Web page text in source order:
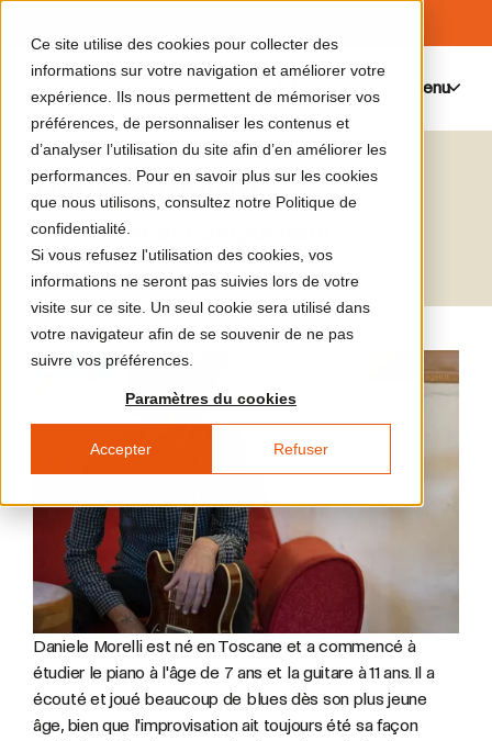
Ce site utilise des cookies pour collecter des
informations sur votre navigation et améliorer votre
expérience. Ils nous permettent de mémoriser vos
préférences, de personnaliser les contenus et
d’analyser l’utilisation du site afin d’en améliorer les
performances. Pour en savoir plus sur les cookies
que nous utilisons, consultez notre Politique de
confidentialité.
Si vous refusez l'utilisation des cookies, vos
informations ne seront pas suivies lors de votre
visite sur ce site. Un seul cookie sera utilisé dans
votre navigateur afin de se souvenir de ne pas
suivre vos préférences.
Paramètres du cookies
Accepter Refuser
Menu
Daniele Morelli
Guitariste et compositeur
Daniele Morelli est né en Toscane et a commencé à
étudier le piano à l'âge de 7 ans et la guitare à 11 ans. Il a
écouté et joué beaucoup de blues dès son plus jeune
âge, bien que l'improvisation ait toujours été sa façon